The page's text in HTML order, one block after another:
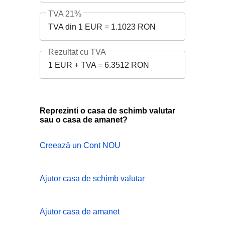
TVA din 1 EUR = 1.1023 RON
TVA 21%
1 EUR + TVA = 6.3512 RON
Rezultat cu TVA
Reprezinti o casa de schimb valutar
sau o casa de amanet?
Creează un Cont NOU
Ajutor casa de schimb valutar
Ajutor casa de amanet